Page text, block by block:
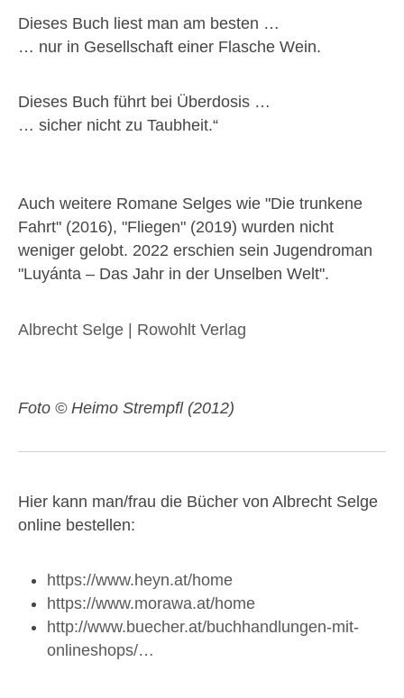
Dieses Buch liest man am besten …
… nur in Gesellschaft einer Flasche Wein.
Dieses Buch führt bei Überdosis …
… sicher nicht zu Taubheit.“
Auch weitere Romane Selges wie "Die trunkene
Fahrt" (2016), "Fliegen" (2019) wurden nicht
weniger gelobt. 2022 erschien sein Jugendroman
"Luyánta – Das Jahr in der Unselben Welt".
Albrecht Selge | Rowohlt Verlag
Foto © Heimo Strempfl (2012)
Hier kann man/frau die Bücher von Albrecht Selge
online bestellen:
https://www.heyn.at/home
https://www.morawa.at/home
http://www.buecher.at/buchhandlungen-mit-
onlineshops/…